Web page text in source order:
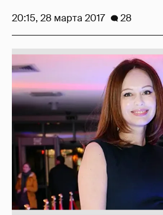
20:15, 28 марта 2017 28